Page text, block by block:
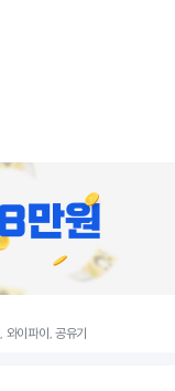
와이파이, 공유기